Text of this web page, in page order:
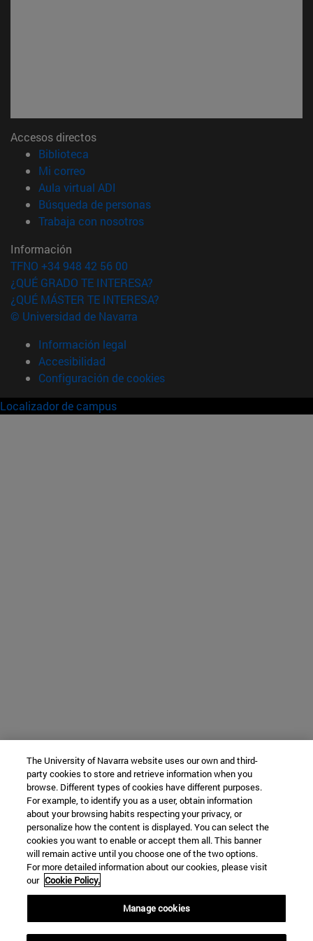
Accesos directos
Biblioteca
Mi correo(abre en nueva ventana)
Aula virtual ADI
Búsqueda de personas(abre en nueva ventana)
Trabaja con nosotros(abre en nueva ventana)
Información
TFNO +34 948 42 56 00
¿QUÉ GRADO TE INTERESA?
¿QUÉ MÁSTER TE INTERESA?
© Universidad de Navarra
Información legal
Accesibilidad
Configuración de cookies
Localizador de campus
The University of Navarra website uses our own and third-
party cookies to store and retrieve information when you
browse. Different types of cookies have different purposes.
For example, to identify you as a user, obtain information
about your browsing habits respecting your privacy, or
personalize how the content is displayed. You can select the
cookies you want to enable or accept them all. This banner
will remain active until you choose one of the two options.
For more detailed information about our cookies, please visit
our Cookie Policy.
Manage cookies